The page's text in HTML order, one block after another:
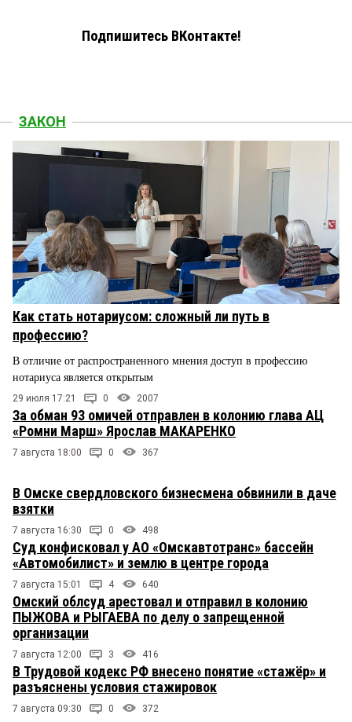
Подпишитесь ВКонтакте!
ЗАКОН
Как стать нотариусом: сложный ли путь в
профессию?
В отличие от распространенного мнения доступ в профессию
нотариуса является открытым
29 июля 17:21 0 2007
За обман 93 омичей отправлен в колонию глава АЦ
«Ромни Марш» Ярослав МАКАРЕНКО
7 августа 18:00 0 367
В Омске свердловского бизнесмена обвинили в даче
взятки
7 августа 16:30 0 498
Суд конфисковал у АО «Омскавтотранс» бассейн
«Автомобилист» и землю в центре города
7 августа 15:01 4 640
Омский облсуд арестовал и отправил в колонию
ПЫЖОВА и РЫГАЕВА по делу о запрещенной
организации
7 августа 12:00 3 416
В Трудовой кодекс РФ внесено понятие «стажёр» и
разъяснены условия стажировок
7 августа 09:30 0 372